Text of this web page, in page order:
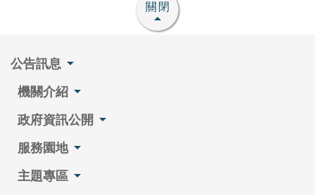
關閉
公告訊息
機關介紹
政府資訊公開
服務園地
主題專區